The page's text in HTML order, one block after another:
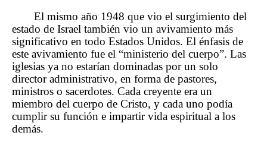
El mismo año 1948 que vio el surgimiento del
estado de Israel también vio un avivamiento más
significativo en todo Estados Unidos. El énfasis de
este avivamiento fue el “ministerio del cuerpo”. Las
iglesias ya no estarían dominadas por un solo
director administrativo, en forma de pastores,
ministros o sacerdotes. Cada creyente era un
miembro del cuerpo de Cristo, y cada uno podía
cumplir su función e impartir vida espiritual a los
demás.